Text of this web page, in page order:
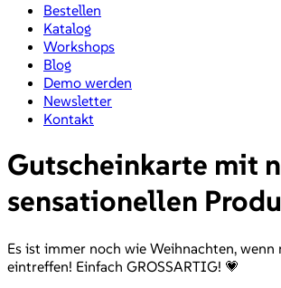
Bestellen
Katalog
Workshops
Blog
Demo werden
Newsletter
Kontakt
Gutscheinkarte mit
sensationellen
Es ist immer noch wie Weihnachten, wenn
eintreffen! Einfach GROSSARTIG! 💗